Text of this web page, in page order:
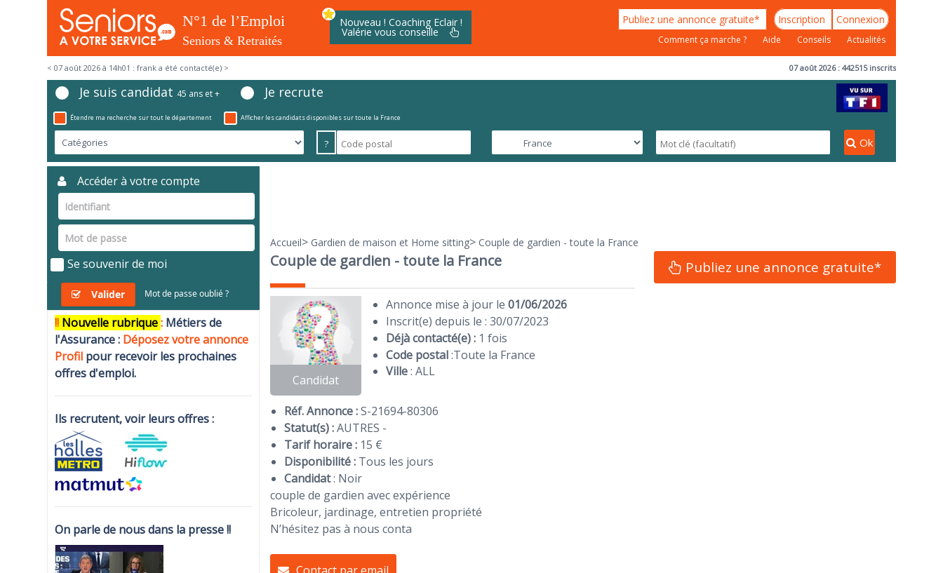
Nouveau ! Coaching Eclair !
Valérie vous conseille
Publiez une annonce gratuite* Inscription Connexion
Comment ça marche ? Aide Conseils Actualités
< 07 août 2026 à 14h01 : frank a été contacté(e) > 07 août 2026 : 442515 inscrits
Je suis candidat 45 ans et + Je recrute
Étendre ma recherche sur tout le département Afficher les candidats disponibles sur toute la France
? Ok
Accueil> Gardien de maison et Home sitting> Couple de gardien - toute la France
Couple de gardien - toute la France Publiez une annonce gratuite*
Candidat
Annonce mise à jour le 01/06/2026
Inscrit(e) depuis le : 30/07/2023
Déjà contacté(e) : 1 fois
Code postal:Toute la France
Ville: ALL
Réf. Annonce :S-21694-80306
Statut(s) :AUTRES -
Tarif horaire :15 €
Disponibilité :Tous les jours
Candidat: Noir
couple de gardien avec expérience
Bricoleur, jardinage, entretien propriété
N’hésitez pas à nous conta
Accéder à votre compte
Se souvenir de moi
Valider Mot de passe oublié ?
!! Nouvelle rubrique: Métiers de
l'Assurance : Déposez votre annonce
Profil pour recevoir les prochaines
offres d'emploi.
Ils recrutent, voir leurs offres :
On parle de nous dans la presse !!